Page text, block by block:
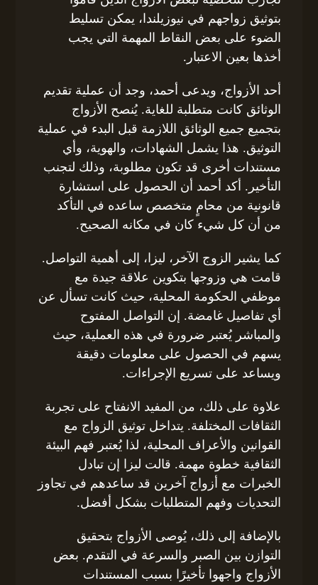
بتوثيق زواجهم في نيوزيلندا، يمكن تسليط
الضوء على بعض النقاط المهمة التي يجب
أخذها بعين الاعتبار.
أحد الأزواج، ويدعى أحمد، وجد أن عملية تقديم
الوثائق كانت متطلبة للغاية. يُنصح الأزواج
بتجميع جميع الوثائق اللازمة قبل البدء في عملية
التوثيق. هذا يشمل الشهادات، والهوية، وأي
مستندات أخرى قد تكون مطلوبة، وذلك لتجنب
التأخير. أكد أحمد أن الحصول على استشارة
قانونية من محامٍ متخصص ساعده في التأكد
من أن كل شيء كان في مكانه الصحيح.
كما يشير الزوج الآخر، ليزا، إلى أهمية التواصل.
قامت هي وزوجها بتكوين علاقة جيدة مع
موظفي الحكومة المحلية، حيث كانت تسأل عن
أي تفاصيل غامضة. إن التواصل المفتوح
والمباشر يُعتبر ضرورة في هذه العملية، حيث
يسهم في الحصول على معلومات دقيقة
ويساعد على تسريع الإجراءات.
علاوة على ذلك، من المفيد الانفتاح على تجربة
الثقافات المختلفة. يتداخل توثيق الزواج مع
القوانين والأعراف المحلية، لذا يُعتبر فهم البيئة
الثقافية خطوة مهمة. قالت ليزا إن تبادل
الخبرات مع أزواج آخرين قد ساعدهم في تجاوز
التحديات وفهم المتطلبات بشكل أفضل.
بالإضافة إلى ذلك، يُوصى الأزواج بتحقيق
التوازن بين الصبر والسرعة في التقدم. بعض
الأزواج واجهوا تأخيرًا بسبب المستندات